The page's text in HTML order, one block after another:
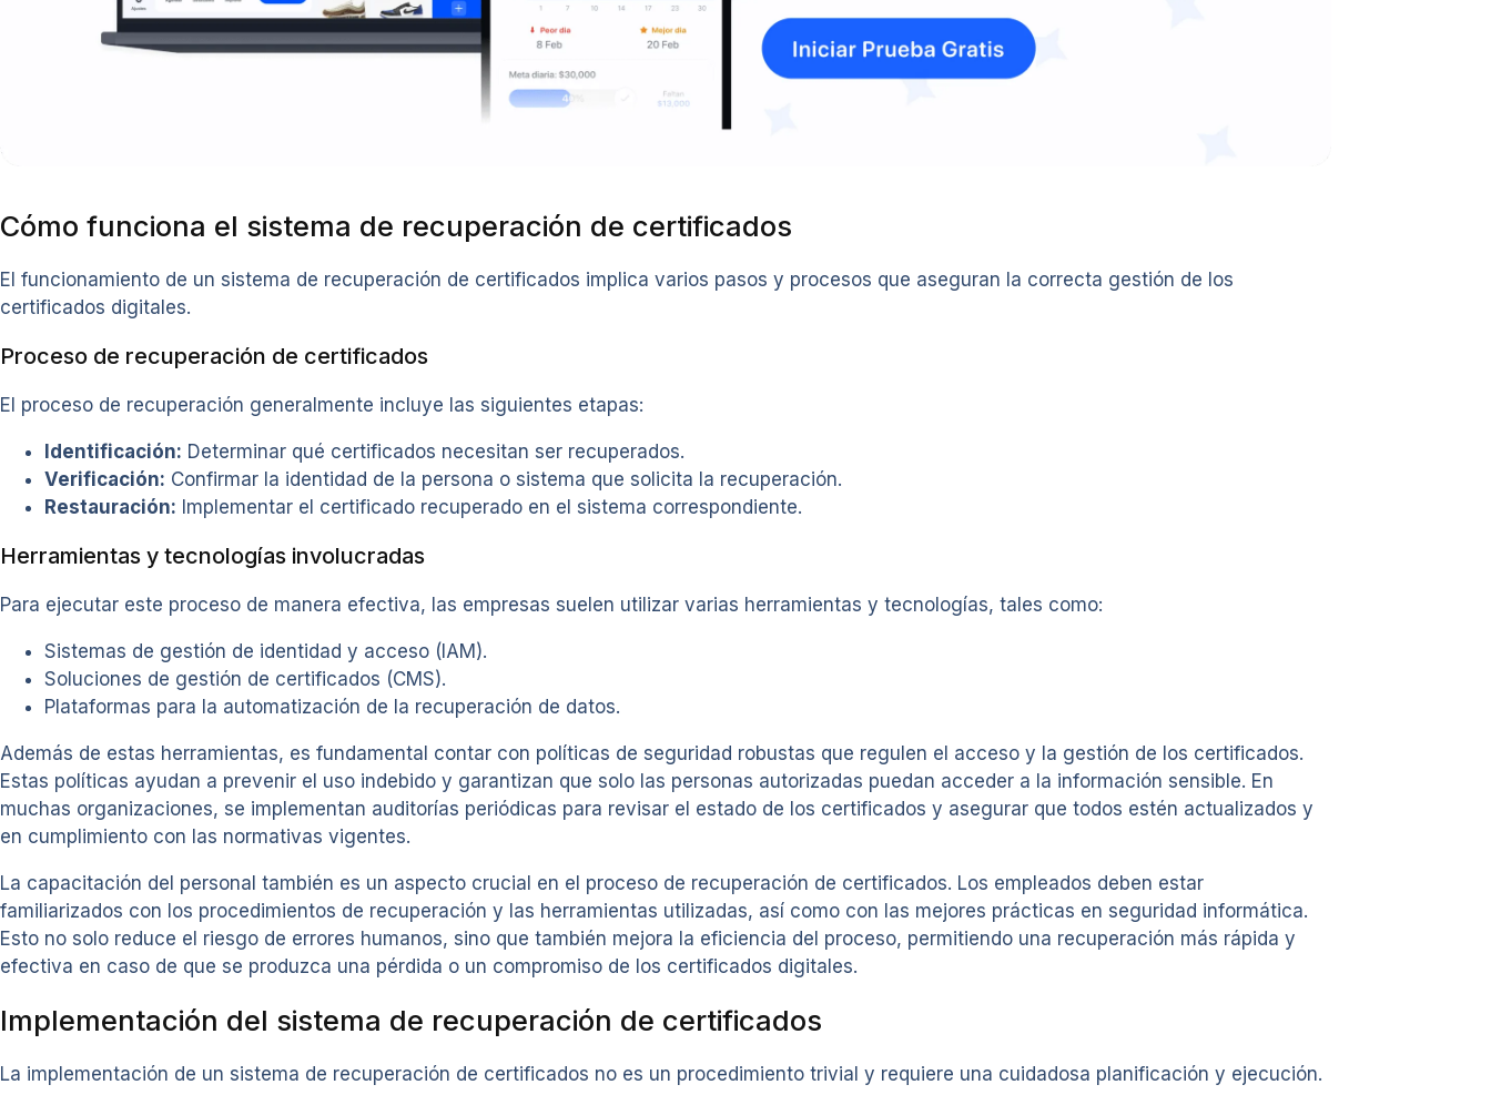
Cómo funciona el sistema de recuperación de certificados
El funcionamiento de un sistema de recuperación de certificados implica varios pasos y procesos que aseguran la correcta gestión de los
certificados digitales.
Proceso de recuperación de certificados
El proceso de recuperación generalmente incluye las siguientes etapas:
Identificación: Determinar qué certificados necesitan ser recuperados.
Verificación: Confirmar la identidad de la persona o sistema que solicita la recuperación.
Restauración: Implementar el certificado recuperado en el sistema correspondiente.
Herramientas y tecnologías involucradas
Para ejecutar este proceso de manera efectiva, las empresas suelen utilizar varias herramientas y tecnologías, tales como:
Sistemas de gestión de identidad y acceso (IAM).
Soluciones de gestión de certificados (CMS).
Plataformas para la automatización de la recuperación de datos.
Además de estas herramientas, es fundamental contar con políticas de seguridad robustas que regulen el acceso y la gestión de los certificados.
Estas políticas ayudan a prevenir el uso indebido y garantizan que solo las personas autorizadas puedan acceder a la información sensible. En
muchas organizaciones, se implementan auditorías periódicas para revisar el estado de los certificados y asegurar que todos estén actualizados y
en cumplimiento con las normativas vigentes.
La capacitación del personal también es un aspecto crucial en el proceso de recuperación de certificados. Los empleados deben estar
familiarizados con los procedimientos de recuperación y las herramientas utilizadas, así como con las mejores prácticas en seguridad informática.
Esto no solo reduce el riesgo de errores humanos, sino que también mejora la eficiencia del proceso, permitiendo una recuperación más rápida y
efectiva en caso de que se produzca una pérdida o un compromiso de los certificados digitales.
Implementación del sistema de recuperación de certificados
La implementación de un sistema de recuperación de certificados no es un procedimiento trivial y requiere una cuidadosa planificación y ejecución.